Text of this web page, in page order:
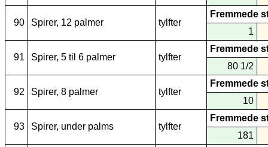
90 Spirer, 12 palmer tylfter
Fremmede
1
91 Spirer, 5 til 6 palmer tylfter
Fremmede
80 1/2
92 Spirer, 8 palmer tylfter
Fremmede
10
93 Spirer, under palms tylfter
Fremmede
181